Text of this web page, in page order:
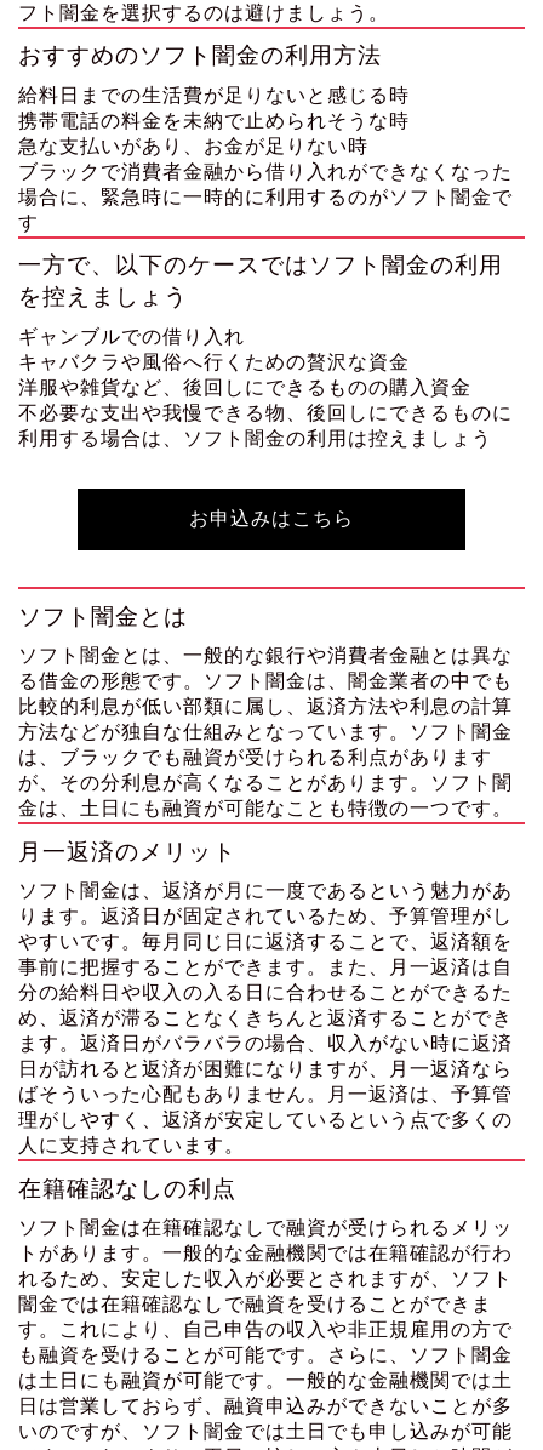
フト闇金を選択するのは避けましょう。
おすすめのソフト闇金の利用方法
給料日までの生活費が足りないと感じる時
携帯電話の料金を未納で止められそうな時
急な支払いがあり、お金が足りない時
ブラックで消費者金融から借り入れができなくなった
場合に、緊急時に一時的に利用するのがソフト闇金で
す
一方で、以下のケースではソフト闇金の利用
を控えましょう
ギャンブルでの借り入れ
キャバクラや風俗へ行くための贅沢な資金
洋服や雑貨など、後回しにできるものの購入資金
不必要な支出や我慢できる物、後回しにできるものに
利用する場合は、ソフト闇金の利用は控えましょう
お申込みはこちら
ソフト闇金とは
ソフト闇金とは、一般的な銀行や消費者金融とは異な
る借金の形態です。ソフト闇金は、闇金業者の中でも
比較的利息が低い部類に属し、返済方法や利息の計算
方法などが独自な仕組みとなっています。ソフト闇金
は、ブラックでも融資が受けられる利点があります
が、その分利息が高くなることがあります。ソフト闇
金は、土日にも融資が可能なことも特徴の一つです。
月一返済のメリット
ソフト闇金は、返済が月に一度であるという魅力があ
ります。返済日が固定されているため、予算管理がし
やすいです。毎月同じ日に返済することで、返済額を
事前に把握することができます。また、月一返済は自
分の給料日や収入の入る日に合わせることができるた
め、返済が滞ることなくきちんと返済することができ
ます。返済日がバラバラの場合、収入がない時に返済
日が訪れると返済が困難になりますが、月一返済なら
ばそういった心配もありません。月一返済は、予算管
理がしやすく、返済が安定しているという点で多くの
人に支持されています。
在籍確認なしの利点
ソフト闇金は在籍確認なしで融資が受けられるメリッ
トがあります。一般的な金融機関では在籍確認が行わ
れるため、安定した収入が必要とされますが、ソフト
闇金では在籍確認なしで融資を受けることができま
す。これにより、自己申告の収入や非正規雇用の方で
も融資を受けることが可能です。さらに、ソフト闇金
は土日にも融資が可能です。一般的な金融機関では土
日は営業しておらず、融資申込みができないことが多
いのですが、ソフト闇金では土日でも申し込みが可能